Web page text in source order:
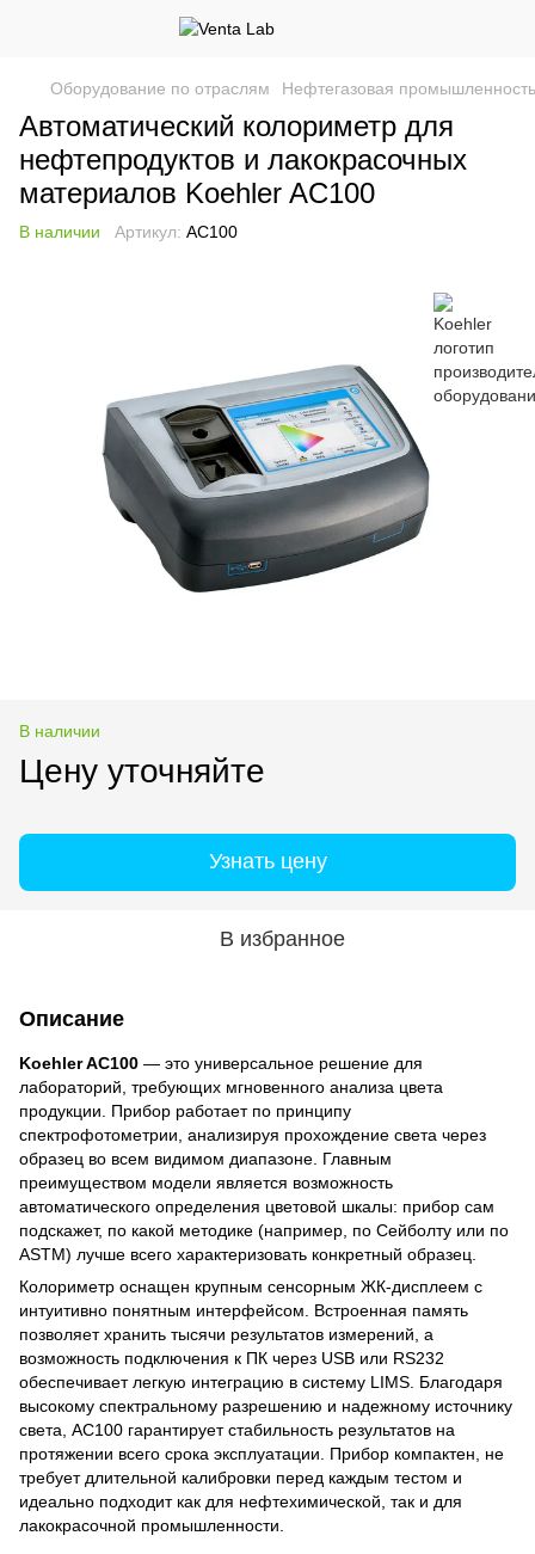
Оборудование по отраслям Нефтегазовая промышленность
Автоматический колориметр для
нефтепродуктов и лакокрасочных
материалов Koehler AC100
В наличии Артикул: AC100
В наличии
Цену уточняйте
Узнать цену
В избранное
Описание
Koehler AC100 — это универсальное решение для
лабораторий, требующих мгновенного анализа цвета
продукции. Прибор работает по принципу
спектрофотометрии, анализируя прохождение света через
образец во всем видимом диапазоне. Главным
преимуществом модели является возможность
автоматического определения цветовой шкалы: прибор сам
подскажет, по какой методике (например, по Сейболту или по
ASTM) лучше всего характеризовать конкретный образец.
Колориметр оснащен крупным сенсорным ЖК-дисплеем с
интуитивно понятным интерфейсом. Встроенная память
позволяет хранить тысячи результатов измерений, а
возможность подключения к ПК через USB или RS232
обеспечивает легкую интеграцию в систему LIMS. Благодаря
высокому спектральному разрешению и надежному источнику
света, AC100 гарантирует стабильность результатов на
протяжении всего срока эксплуатации. Прибор компактен, не
требует длительной калибровки перед каждым тестом и
идеально подходит как для нефтехимической, так и для
лакокрасочной промышленности.